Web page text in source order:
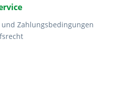
und Zahlungsbedingungen